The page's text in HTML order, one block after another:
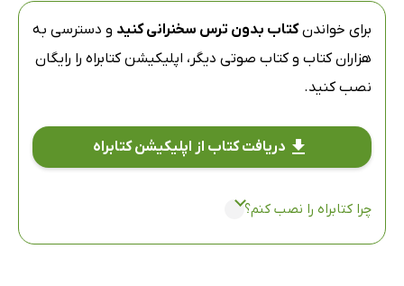
برای خواندنکتاب بدون ترس سخنرانی کنید و دسترسی به
هزاران کتاب و کتاب صوتی دیگر، اپلیکیشن کتابراه را رایگان
نصب کنید.
دریافت کتاب از اپلیکیشن کتابراه
چرا کتابراه را نصب کنم؟